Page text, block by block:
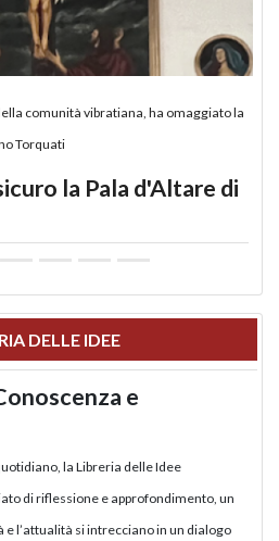
comunità vibratiana, ha omaggiato la
Torquati
la Pala d'Altare di
DELLE IDEE
e
la Libreria delle Idee
di riflessione e approfondimento, un
e l’attualità si intrecciano in un dialogo